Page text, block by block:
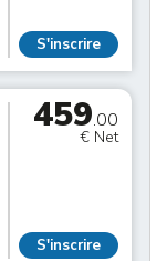
S'inscrire
459.00
€ Net
S'inscrire